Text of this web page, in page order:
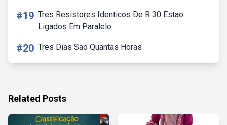
#19 Tres Resistores Identicos De R 30 Estao
Ligados Em Paralelo
#20 Tres Dias Sao Quantas Horas
Related Posts